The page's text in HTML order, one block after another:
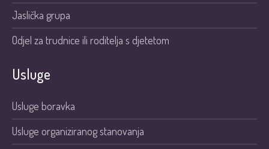
Jaslička grupa
Odjel za trudnice ili roditelja s djetetom
Usluge
Usluge boravka
Usluge organiziranog stanovanja